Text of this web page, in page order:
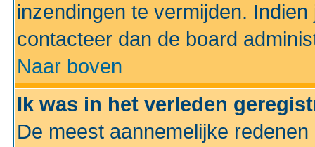
inzendingen te vermijden.
contacteer dan de board
Naar boven
Ik was in het verleden
De meest aannemelijke